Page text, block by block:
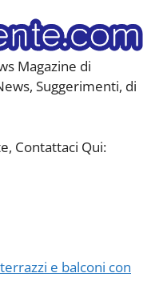
Magazine di
Suggerimenti, di
Contattaci Qui:
e balconi con